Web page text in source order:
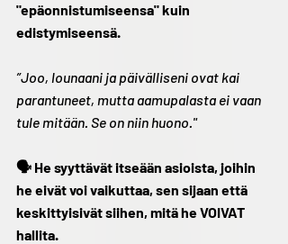
"epäonnistumiseensa" kuin
edistymiseensä.
”Joo, lounaani ja päivälliseni ovat kai
parantuneet, mutta aamupalasta ei vaan
tule mitään. Se on niin huono."
🗣️ He syyttävät itseään asioista, joihin
he eivät voi vaikuttaa, sen sijaan että
keskittyisivät siihen, mitä he VOIVAT
hallita.